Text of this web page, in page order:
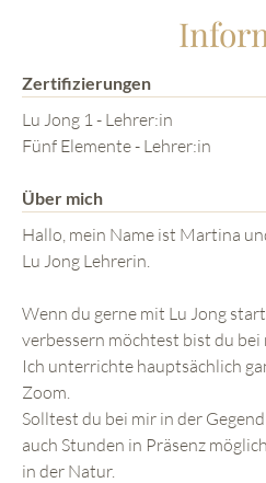
Zertifizierungen
Lu Jong 1 - Lehrer:in
Fünf Elemente - Lehrer:in
Über mich
Hallo, mein Name ist Martina
Lu Jong Lehrerin.
Wenn du gerne mit Lu Jong
verbessern möchtest bist du bei
Ich unterrichte hauptsächlich ganz
Zoom.
Solltest du bei mir in der
auch Stunden in Präsenz
in der Natur.